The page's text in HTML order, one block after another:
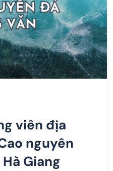
viên địa
nguyên
Giang